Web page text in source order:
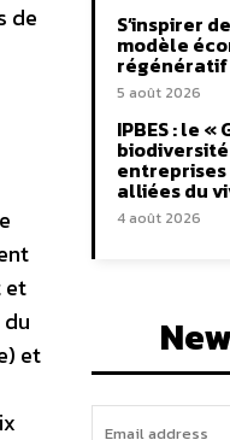
de
et
et
S’inspirer
modèle
régénératif
5 août 2026
IPBES : le «
entreprises
alliées du
4 août 2026